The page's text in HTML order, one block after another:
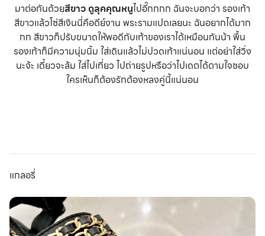
มาต่อกันด้วยสีขาว ดูลุคคุณหนูไปอี๊กกกก ฉันจะบอกว่า รองเท้า
สีขาวแล้วโซ่สีเงินนี่คือดีย์งาน พระรามแปดเลยนะ ฉันอยากได้มาก
กก สีขาวก็ปรับขนาดให้พอดีกับเท้าของเราได้เหมือนกันน้า พื้น
รองเท้าก็มีความนุ่มนิ้ม ใส่เดินแล้วไม่ปวดเท้าแน่นอน แต่อย่าใส่วิ่ง
นะจ้ะ เดี๋ยวจะล้ม ใส่ไปเที่ยว ไปถ่ายรูปหรือว่าไปเดตได้ตามใจชอบ
ใครเห็นก็ต้องรักต้องหลงคู่นี้แน่นอน
แกลอรี่